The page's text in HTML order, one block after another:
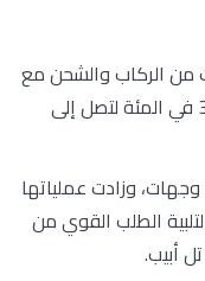
من الركاب والشحن مع
نهاية السنة المالية 2022-2023 بنسبة 32 في المئة لتصل إلى
وزادت عملياتها
لتلبية الطلب القوي من
أبيب.